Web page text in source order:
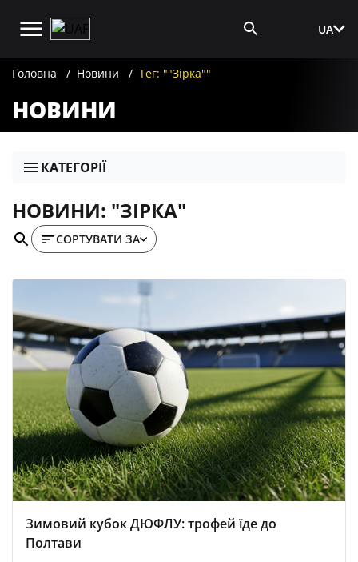
UA
Головна Новини Тег: ""Зірка""
НОВИНИ
КАТЕГОРІЇ
НОВИНИ: "ЗІРКА"
СОРТУВАТИ ЗА
Зимовий кубок ДЮФЛУ: трофей їде до
Полтави